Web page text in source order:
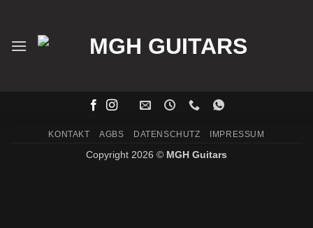
springen
KONTAKT AGBS DATENSCHUTZ IMPRESSUM
Copyright 2026 © MGH Guitars